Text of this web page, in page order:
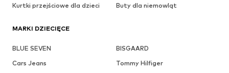
Kurtki przejściowe dla dzieci Buty dla niemowląt
MARKI DZIECIĘCE
BLUE SEVEN
BISGAARD
Cars Jeans
Tommy Hilfiger